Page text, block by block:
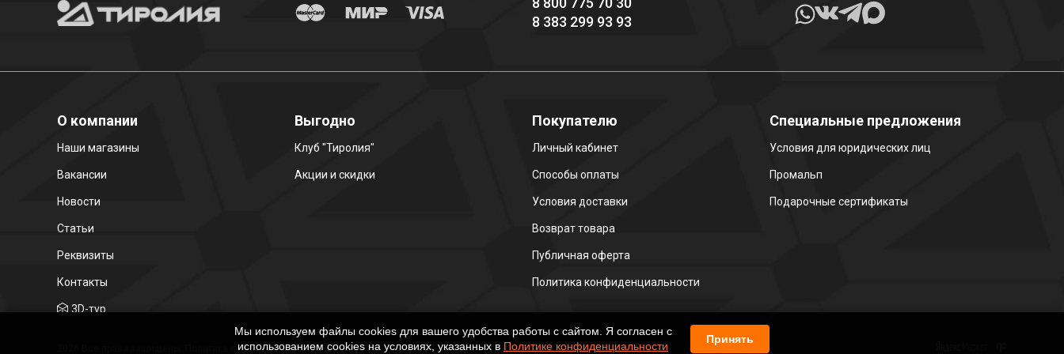
8 383 299 93 93
О компании
Наши магазины
Вакансии
Новости
Статьи
Реквизиты
Контакты
3D-тур
Выгодно
Клуб "Тиролия"
Акции и скидки
Покупателю
Личный кабинет
Способы оплаты
Условия доставки
Возврат товара
Публичная оферта
Политика конфиденциальности
Специальные предложения
Условия для юридических лиц
Промальп
Подарочные сертификаты
2026 Все права защищены. Политика конфиденциальности
Мы используем файлы cookies для вашего удобства работы с сайтом. Я согласен с
использованием cookies на условиях, указанных в Политике конфиденциальности
Принять